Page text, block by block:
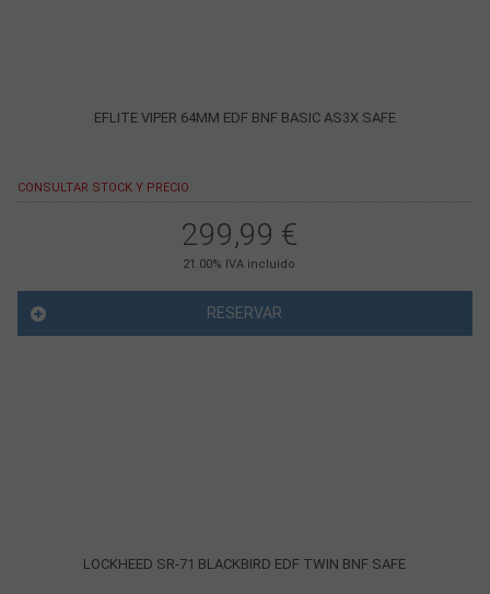
EFLITE VIPER 64MM EDF BNF BASIC AS3X SAFE
CONSULTAR STOCK Y PRECIO
299,99 €
21.00% IVA incluido
RESERVAR
LOCKHEED SR-71 BLACKBIRD EDF TWIN BNF SAFE